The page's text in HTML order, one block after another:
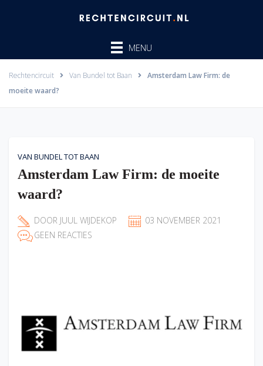
MENU
Rechtencircuit Van Bundel tot Baan
Amsterdam Law Firm: de
moeite waard?
VAN BUNDEL TOT BAAN
Amsterdam Law Firm: de moeite
waard?
DOOR JUUL WIJDEKOP
03 NOVEMBER 2021
GEEN REACTIES